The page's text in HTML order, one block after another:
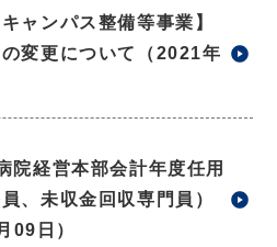
ャンパス整備等事業】
変更について（2021年
経営本部会計年度任用
、未収金回収専門員）
09日）